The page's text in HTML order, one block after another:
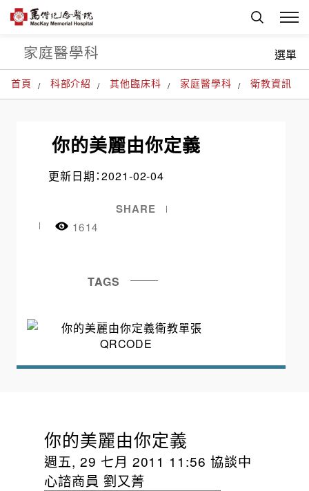
首頁 科部介紹 其他臨床科 家庭醫學科 衛教資訊
家庭醫學科 選單
你的美麗由你定義
更新日期：2021-02-04
1614
SHARE
TAGS
你的美麗由你定義
週五, 29 七月 2011 11:56 協談中
心諮商員 劉又菁